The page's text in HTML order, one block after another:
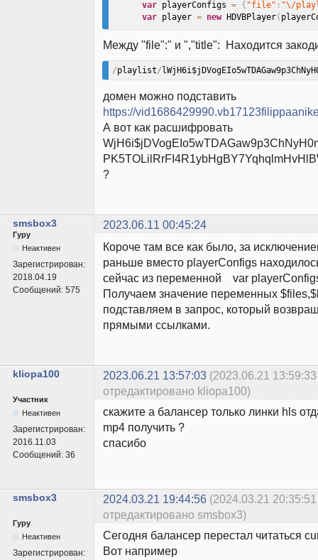
var playerConfigs = { "file" : "\/
var player = new HDVBPlayer(
< /script >
<
<
html >
Между "file":" и ","title": Находится
/playlist/
домен можно подставить
https://
А вот как расшифровать
?
smsbox3 2023.06.11 00:45:24
Гуру
Неактивен
Зарегистрирован:
2018.04.19
Сообщений: 575
Короче там все как было, за
раньше вместо playerConfigs
сейчас из переменной var
Получаем значение переменных
подставляем в запрос, который
прямыми ссылками.
kliopa100 2023.06.21 13:57:03 (2023.06.21 13:59:33
отредактировано kliopa100)
Участник
Неактивен
Зарегистрирован:
2016.11.03
Сообщений: 36
скажите а балансер только линки hls
mp4 получить ?
спасибо
smsbox3 2024.03.21 19:44:56 (2024.03.21 20:35:51
отредактировано smsbox3)
Гуру
Неактивен
Зарегистрирован:
Сегодня балансер перестал читаться
Вот например